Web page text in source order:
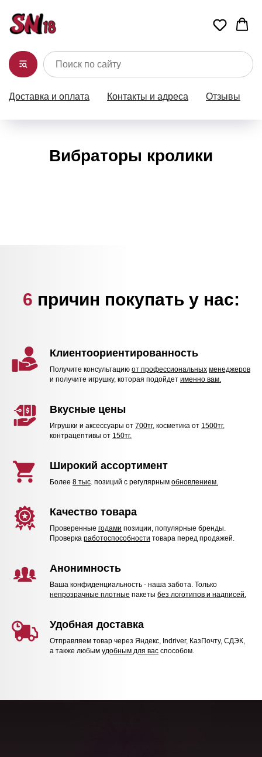
Доставка и оплата Контакты и адреса Отзывы
Вибраторы кролики
6 причин покупать у нас:
Клиентоориентированность
Получите консультацию от профессиональных менеджеров
и получите игрушку, которая подойдет именно вам.
Вкусные цены
Игрушки и аксессуары от 700тг, косметика от 1500тг,
контрацептивы от 150тг.
Широкий ассортимент
Более 8 тыс. позиций с регулярным обновлением.
Качество товара
Проверенные годами позиции, популярные бренды.
Проверка работоспособности товара перед продажей.
Анонимность
Ваша конфиденциальность - наша забота. Только
непрозрачные плотные пакеты без логотипов и надписей.
Удобная доставка
Отправляем товар через Яндекс, Indriver, КазПочту, СДЭК,
а также любым удобным для вас способом.